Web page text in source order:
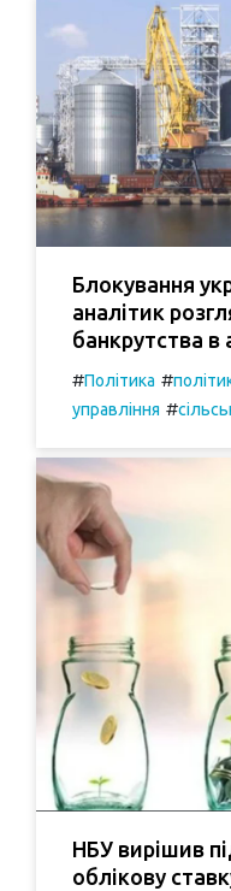
Блокування
аналітик
банкрутства в
#Політика #
управління #
НБУ вирішив
облікову